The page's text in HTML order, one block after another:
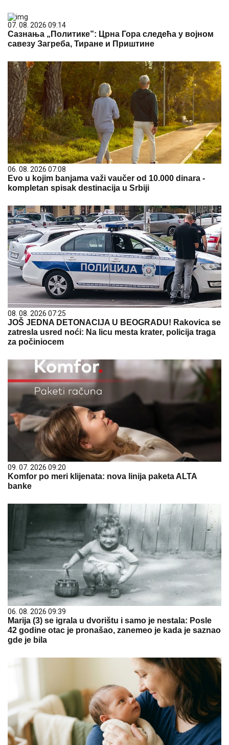
07. 08. 2026 09:14
Сазнања „Политике”: Црна Гора следећа у војном
савезу Загреба, Тиране и Приштине
06. 08. 2026 07:08
Evo u kojim banjama važi vaučer od 10.000 dinara -
kompletan spisak destinacija u Srbiji
08. 08. 2026 07:25
JOŠ JEDNA DETONACIJA U BEOGRADU! Rakovica se
zatresla usred noći: Na licu mesta krater, policija traga
za počiniocem
09. 07. 2026 09:20
Komfor po meri klijenata: nova linija paketa ALTA
banke
06. 08. 2026 09:39
Marija (3) se igrala u dvorištu i samo je nestala: Posle
42 godine otac je pronašao, zanemeo je kada je saznao
gde je bila